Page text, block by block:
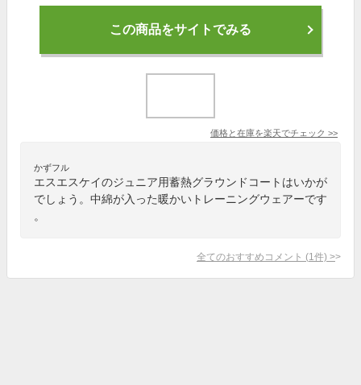
この商品をサイトでみる
価格と在庫を楽天でチェック >>
かずフル
エスエスケイのジュニア用蓄熱グラウンドコートはいかが
でしょう。中綿が入った暖かいトレーニングウェアーです
。
全てのおすすめコメント (1 件) >